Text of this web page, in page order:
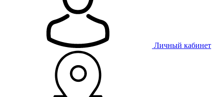
Личный кабинет